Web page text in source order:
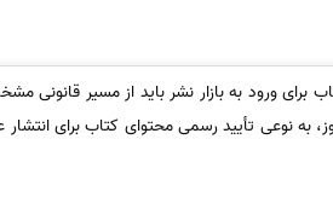
ورود به بازار نشر باید از مسیر قانونی
به نوعی تأیید رسمی محتوای کتاب برای